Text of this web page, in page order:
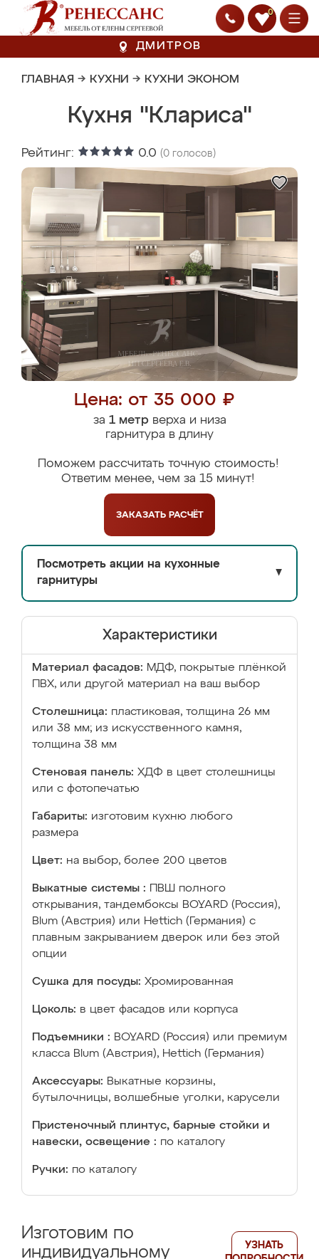
0
ДМИТРОВ
ГЛАВНАЯ → КУХНИ → КУХНИ ЭКОНОМ
Кухня "Клариса"
Рейтинг: 0.0 (0 голосов)
Цена: от 35 000 ₽
за 1 метрверха и низа
гарнитура в длину
Поможем рассчитать точную стоимость!
Ответим менее, чем за 15 минут!
ЗАКАЗАТЬ РАСЧЁТ
Посмотреть акции на кухонные
гарнитуры
▼
Характеристики
Материал фасадов: МДФ, покрытые плёнкой
ПВХ, или другой материал на ваш выбор
Столешница: пластиковая, толщина 26 мм
или 38 мм; из искусственного камня,
толщина 38 мм
Стеновая панель: ХДФ в цвет столешницы
или с фотопечатью
Габариты: изготовим кухню любого
размера
Цвет: на выбор, более 200 цветов
Выкатные системы :
ПВШ полного
открывания, тандембоксы BOYARD (Россия),
Blum (Австрия) или Hettich (Германия) с
плавным закрыванием дверок или без этой
опции
Сушка для посуды: Хромированная
Цоколь: в цвет фасадов или корпуса
Подъемники : BOYARD (Россия) или премиум
класса Blum (Австрия), Hettich (Германия)
Аксессуары: Выкатные корзины,
бутылочницы, волшебные уголки, карусели
Пристеночный плинтус, барные стойки и
навески, освещение : по каталогу
Ручки: по каталогу
Изготовим по
индивидуальному
УЗНАТЬ